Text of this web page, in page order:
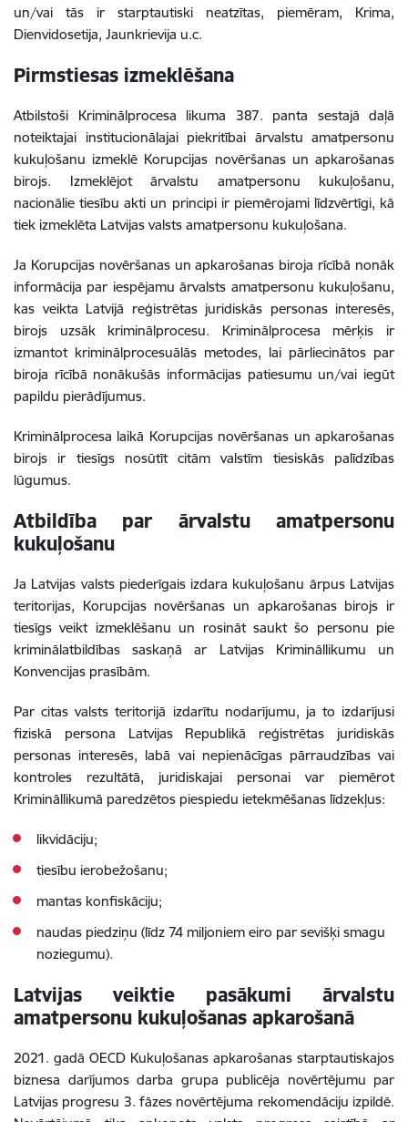
un/vai tās ir starptautiski neatzītas, piemēram, Krima,
Dienvidosetija, Jaunkrievija u.c.
Pirmstiesas izmeklēšana
Atbilstoši Kriminālprocesa likuma 387. panta sestajā daļā
noteiktajai institucionālajai piekritībai ārvalstu amatpersonu
kukuļošanu izmeklē Korupcijas novēršanas un apkarošanas
birojs. Izmeklējot ārvalstu amatpersonu kukuļošanu,
nacionālie tiesību akti un principi ir piemērojami līdzvērtīgi, kā
tiek izmeklēta Latvijas valsts amatpersonu kukuļošana.
Ja Korupcijas novēršanas un apkarošanas biroja rīcībā nonāk
informācija par iespējamu ārvalsts amatpersonu kukuļošanu,
kas veikta Latvijā reģistrētas juridiskās personas interesēs,
birojs uzsāk kriminālprocesu. Kriminālprocesa mērķis ir
izmantot kriminālprocesuālās metodes, lai pārliecinātos par
biroja rīcībā nonākušās informācijas patiesumu un/vai iegūt
papildu pierādījumus.
Kriminālprocesa laikā Korupcijas novēršanas un apkarošanas
birojs ir tiesīgs nosūtīt citām valstīm tiesiskās palīdzības
lūgumus.
Atbildība par ārvalstu amatpersonu
kukuļošanu
Ja Latvijas valsts piederīgais izdara kukuļošanu ārpus Latvijas
teritorijas, Korupcijas novēršanas un apkarošanas birojs ir
tiesīgs veikt izmeklēšanu un rosināt saukt šo personu pie
kriminālatbildības saskaņā ar Latvijas Krimināllikumu un
Konvencijas prasībām.
Par citas valsts teritorijā izdarītu nodarījumu, ja to izdarījusi
fiziskā persona Latvijas Republikā reģistrētas juridiskās
personas interesēs, labā vai nepienācīgas pārraudzības vai
kontroles rezultātā, juridiskajai personai var piemērot
Krimināllikumā paredzētos piespiedu ietekmēšanas līdzekļus:
likvidāciju;
tiesību ierobežošanu;
mantas konfiskāciju;
naudas piedziņu (līdz 74 miljoniem eiro par sevišķi smagu
noziegumu).
Latvijas veiktie pasākumi ārvalstu
amatpersonu kukuļošanas apkarošanā
2021. gadā OECD Kukuļošanas apkarošanas starptautiskajos
biznesa darījumos darba grupa publicēja novērtējumu par
Latvijas progresu 3. fāzes novērtējuma rekomendāciju izpildē.